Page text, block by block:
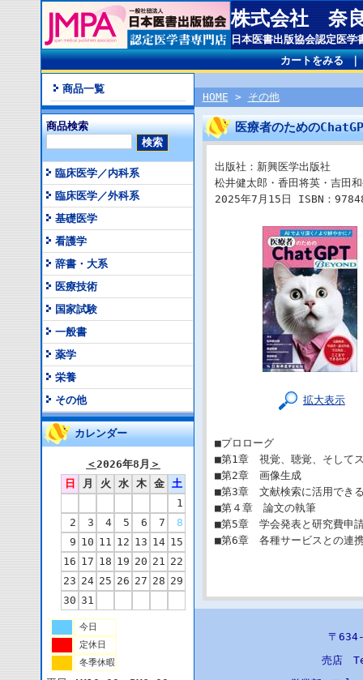
株式会社 奈
日本医書出版協会認定医
カートをみる
商品一覧
商品検索
臨床医学／内科系
臨床医学／外科系
基礎医学
看護学
辞書・大系
医療技術
国家試験
一般書
薬学
栄養
その他
カレンダー
＜2026年8月 ＞
日
月 火 水 木 金
土
1
2
3 4 5 6 7
8
9 10 11 12 13 14 15
16 17 18 19 20 21 22
23 24 25 26 27 28 29
30 31
今日
定休日
冬季休暇
HOME > その他
医療者のための
出版社：新興医学出版社
松井健太郎・香田将英・吉田
2025年7月15日 ISBN：
拡大表示
■プロローグ
■第1章 視覚、聴覚、そして
■第2章 画像生成
■第3章 文献検索に活用でき
■第４章 論文の執筆
■第5章 学会発表と研究費申
■第6章 各種サービスとの連
〒
売店